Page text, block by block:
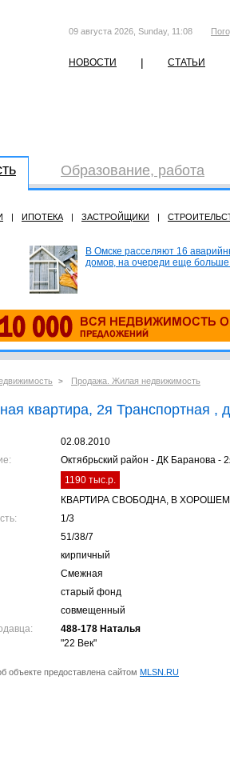
09 августа 2026, Sunday, 11:08
НОВОСТИ | СТАТЬИ
Образование, работа
| ИПОТЕКА | ЗАСТРОЙЩИКИ |
В Омске расселяют 16
домов, на очереди еще
> Продажа. Жилая недвижимость
квартира, 2я Транспортная ,
02.08.2010
Октябрьский район - ДК Баранова -
1190 тыс.р.
КВАРТИРА СВОБОДНА, В
1/3
51/38/7
кирпичный
Смежная
старый фонд
совмещенный
488-178 Наталья
"22 Век"
объекте предоставлена сайтом MLSN.RU